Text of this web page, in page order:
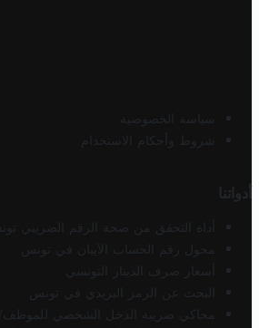
سياسة الخصوصية
شروط وأحكام الاستخدام
أدواتنا
أداة التحقق من صحة الرقم الضريبي
محول رقم الحساب الآيبان في تونس
أسعار صرف الدينار التونسي
البحث عن الرمز البريدي في تونس
محاكي ضريبة الدخل الشخصي للموظف/